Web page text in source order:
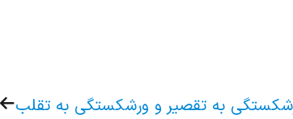
به تقصیر و ورشکستگی به تقلب